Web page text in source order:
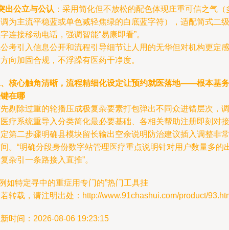
出公立与公认 ：采用简化但不放松的配色体现庄重可信之气（
为主流平稳蓝或单色减轻焦绿的白底蓝字符），适配简式二级
连接移动电话，强调智能“易康即看”。
考引入信息公开和流程引导细节让人用的无华但对机构更定感
向加固合规，不浮躁有医药干净度。
核心触角清晰，流程精细化设定让预约就医落地——根本基务
在哪
剔除过重的轮播压成极复杂要素打包弹出不同众进错层次，调
疗系统重导入分类简化最必要基础、各相关帮助注册即刻对接
第二步骤明确县模块留长输出空余说明防治建议插入调整非常
。“明确分段身份数字站管理医疗重点说明针对用户数量多的
杂引一条路接入直推”。
如特定寻中的重症用专门的”热门工具挂
转载，请注明出处：http://www.91chashui.com/product/
时间：2026-08-06 19:23:15